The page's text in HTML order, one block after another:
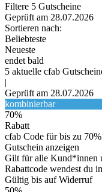
Filtere 5 Gutscheine
Geprüft am 28.07.2026
Sortieren nach:
Beliebteste
Neueste
endet bald
5 aktuelle cfab
|
Geprüft am 28.07.2026
kombinierbar
70%
Rabatt
cfab Code für bis zu
Gutschein anzeigen
Gilt für alle Kund*innen
Rabattcode wendest du
Gültig bis auf Widerruf